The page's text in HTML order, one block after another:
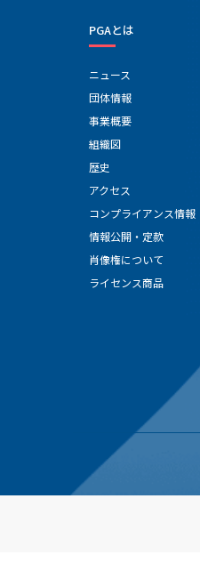
PGAとは
ニュース
団体情報
事業概要
組織図
歴史
アクセス
コンプライアンス情報
情報公開・定款
肖像権について
ライセンス商品